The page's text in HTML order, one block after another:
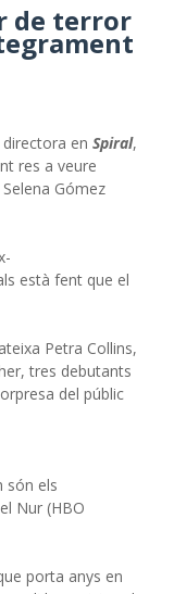
de terror
en Spiral,
res a veure
Gómez
està fent que el
Petra Collins,
tres debutants
del públic
són els
Nur (HBO
porta anys en